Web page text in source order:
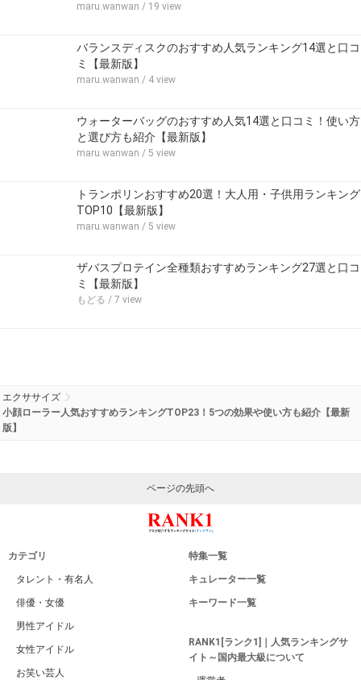
maru.wanwan / 19 view
バランスディスクのおすすめ人気ランキング14選と口コ
ミ【最新版】
maru.wanwan / 4 view
ウォーターバッグのおすすめ人気14選と口コミ！使い方
と選び方も紹介【最新版】
maru.wanwan / 5 view
トランポリンおすすめ20選！大人用・子供用ランキング
TOP10【最新版】
maru.wanwan / 5 view
ザバスプロテイン全種類おすすめランキング27選と口コ
ミ【最新版】
もどる / 7 view
エクササイズ
小顔ローラー人気おすすめランキングTOP23！5つの効果や使い方も紹介【最新
版】
ページの先頭へ
カテゴリ
タレント・有名人
俳優・女優
男性アイドル
女性アイドル
お笑い芸人
特集一覧
キュレーター一覧
キーワード一覧
RANK1[ランク1]｜人気ランキングサ
イト～国内最大級について